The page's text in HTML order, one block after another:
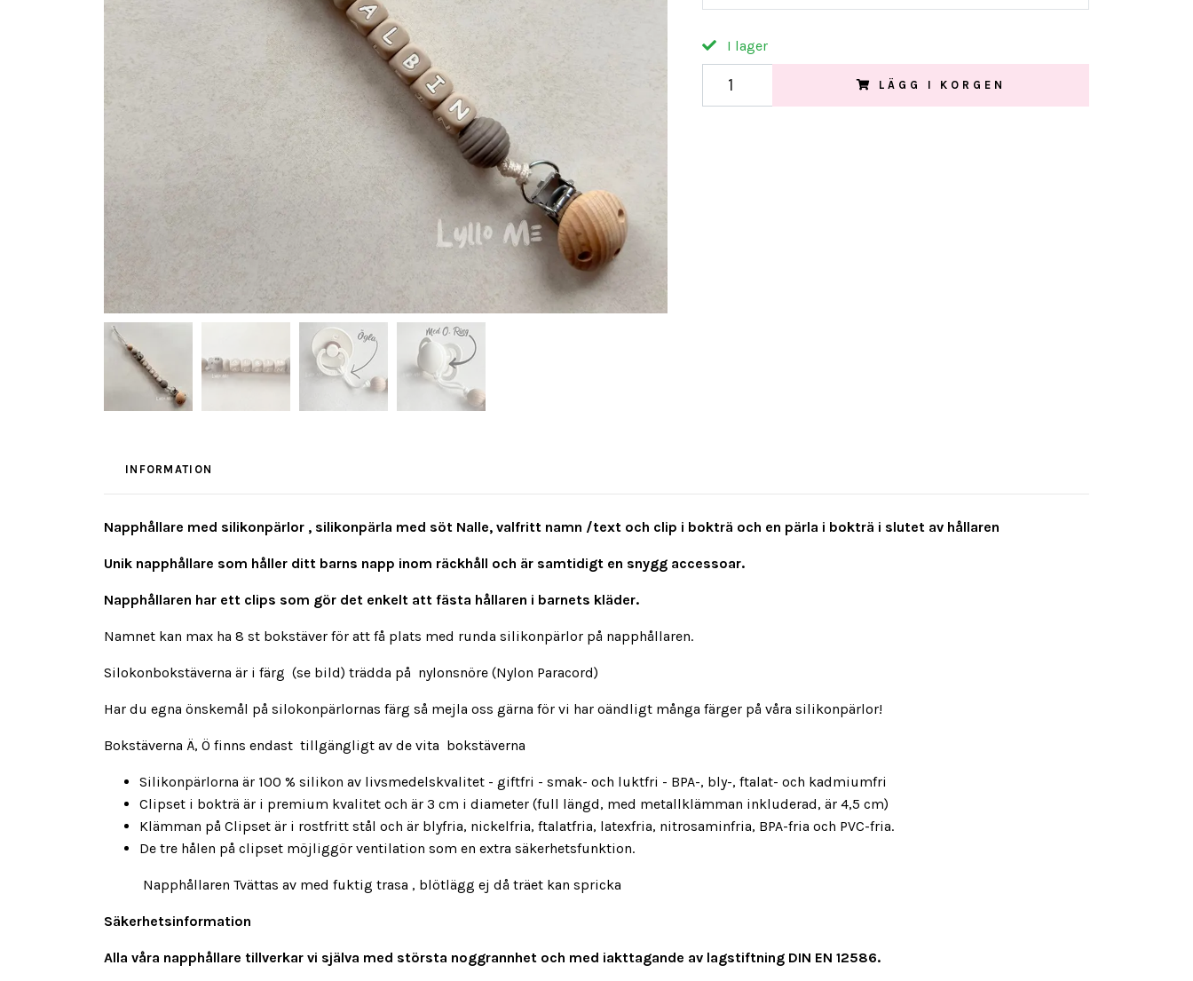
I lager
LÄGG I KORGEN
INFORMATION
Napphållare med silikonpärlor , silikonpärla med söt Nalle, valfritt namn /text och clip i bokträ och en pärla i bokträ i slutet av hållaren
Unik napphållare som håller ditt barns napp inom räckhåll och är samtidigt en snygg accessoar.
Napphållaren har ett clips som gör det enkelt att fästa hållaren i barnets kläder.
Namnet kan max ha 8 st bokstäver för att få plats med runda silikonpärlor på napphållaren.
Silokonbokstäverna är i färg (se bild) trädda på nylonsnöre (Nylon Paracord)
Har du egna önskemål på silokonpärlornas färg så mejla oss gärna för vi har oändligt många färger på våra silikonpärlor!
Bokstäverna Ä, Ö finns endast tillgängligt av de vita bokstäverna
Silikonpärlorna är 100 % silikon av livsmedelskvalitet - giftfri - smak- och luktfri - BPA-, bly-, ftalat- och kadmiumfri
Clipset i bokträ är i premium kvalitet och är 3 cm i diameter (full längd, med metallklämman inkluderad, är 4,5 cm)
Klämman på Clipset är i rostfritt stål och är blyfria, nickelfria, ftalatfria, latexfria, nitrosaminfria, BPA-fria och PVC-fria.
De tre hålen på clipset möjliggör ventilation som en extra säkerhetsfunktion.
Napphållaren Tvättas av med fuktig trasa , blötlägg ej då träet kan spricka
Säkerhetsinformation
Alla våra napphållare tillverkar vi själva med största noggrannhet och med iakttagande av lagstiftning DIN EN 12586.